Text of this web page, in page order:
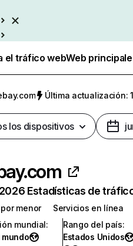
el tráfico webWeb
Última actualización:
los dispositivos
Estadísticas de
menor
Servicios en línea
mundial:
mundo
Rango del país:
Estados Unidos